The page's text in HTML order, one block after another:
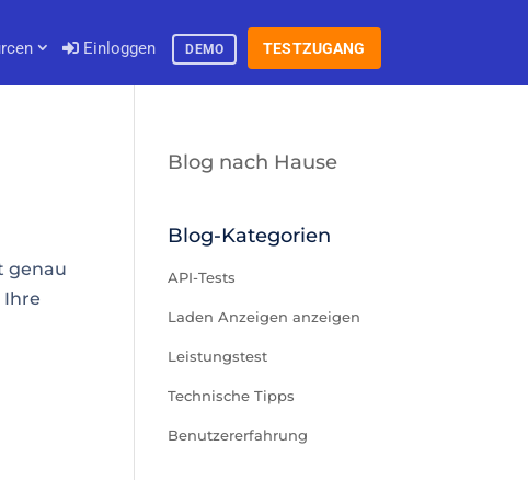
Einloggen DEMO TESTZUGANG
genau
Ihre
Blog nach Hause
Blog-Kategorien
API-Tests
Laden Anzeigen anzeigen
Leistungstest
Technische Tipps
Benutzererfahrung